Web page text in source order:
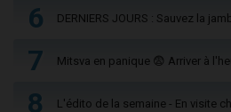
6 DERNIERS JOURS : Sauvez la
7 Mitsva en panique 😨 Arriver à
8 L'édito de la semaine - En visite